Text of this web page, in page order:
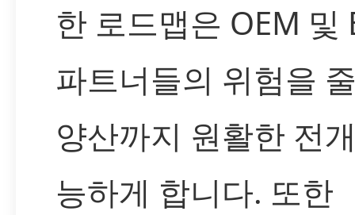
한 로드맵은 OEM 및
파트너들의 위험을
양산까지 원활한 전
능하게 합니다. 또한